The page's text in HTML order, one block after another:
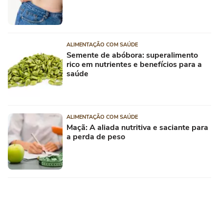
ALIMENTAÇÃO COM SAÚDE
Semente de abóbora: superalimento
rico em nutrientes e benefícios para a
saúde
ALIMENTAÇÃO COM SAÚDE
Maçã: A aliada nutritiva e saciante para
a perda de peso